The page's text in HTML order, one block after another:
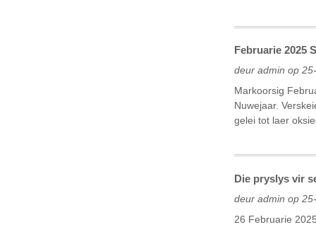
Februarie 2025
deur admin op
Markoorsig
Nuwejaar.
gelei tot laer
Die pryslys vir
deur admin op
26 Februarie